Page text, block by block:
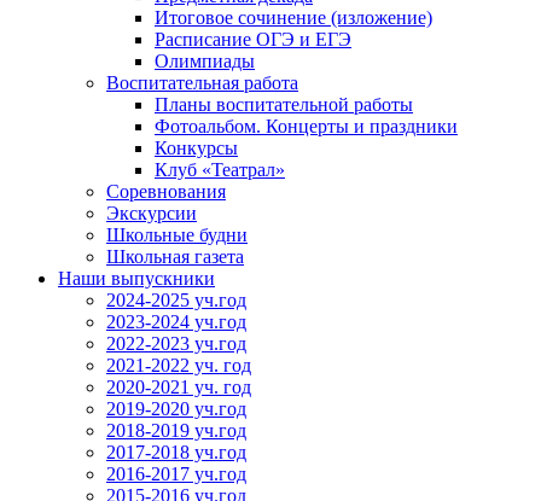
Итоговое сочинение (изложение)
Расписание ОГЭ и ЕГЭ
Олимпиады
Воспитательная работа
Планы воспитательной работы
Фотоальбом. Концерты и праздники
Конкурсы
Клуб «Театрал»
Соревнования
Экскурсии
Школьные будни
Школьная газета
Наши выпускники
2024-2025 уч.год
2023-2024 уч.год
2022-2023 уч.год
2021-2022 уч. год
2020-2021 уч. год
2019-2020 уч.год
2018-2019 уч.год
2017-2018 уч.год
2016-2017 уч.год
2015-2016 уч.год